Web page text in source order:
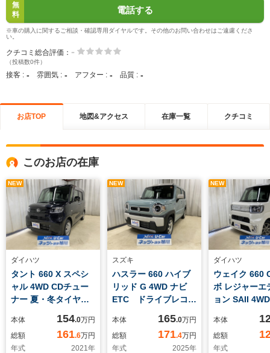
無
料
電話する
※車の購入に関するご相談・確認専用ダイヤルです。その他のお問い合わせはご遠慮くださ
い。
クチコミ総合評価： -
（投稿数0件）
接客 : - 雰囲気 : - アフター : - 品質 : -
お店TOP 地図&アクセス 在庫一覧 クチコミ
このお店の在庫
NEW
ダイハツ
タント 660 X スペシ
ャル 4WD CDチュー
ナー 夏・冬タイヤ付
本体 154.0万円
総額
161.6万円
年式
2021年
NEW
スズキ
ハスラー 660 ハイブ
リッド G 4WD ナビ
ETC ドライブレコー
本体 165.0万円
総額
171.4万円
年式
2025年
NEW
ダイハツ
ウェイク 660
ボ レジャーエ
ョン SAII
本体
総額
年式